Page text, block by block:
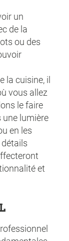
un
de la
ou des
la cuisine, il
vous allez
le faire
une lumière
en les
et